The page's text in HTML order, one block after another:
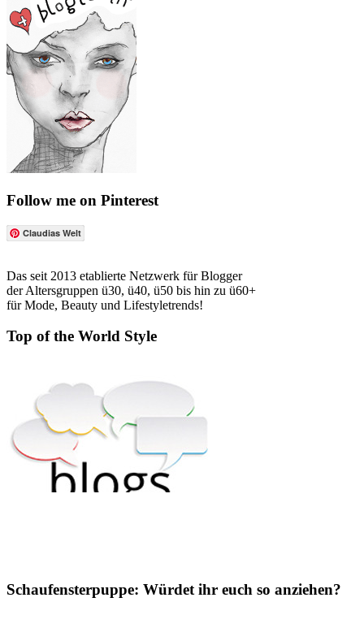
Follow me on Pinterest
Claudias Welt
Das seit 2013 etablierte Netzwerk für Blogger
der Altersgruppen ü30, ü40, ü50 bis hin zu ü60+
für Mode, Beauty und Lifestyletrends!
Top of the World Style
Schaufensterpuppe: Würdet ihr euch so anziehen?